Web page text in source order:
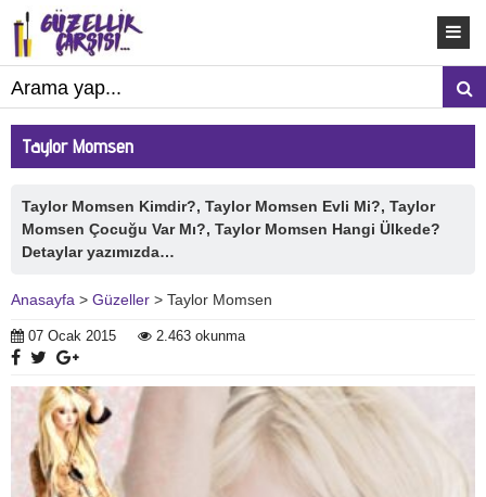
Taylor Momsen
Taylor Momsen Kimdir?, Taylor Momsen Evli Mi?, Taylor
Momsen Çocuğu Var Mı?, Taylor Momsen Hangi Ülkede?
Detaylar yazımızda…
Anasayfa > Güzeller > Taylor Momsen
07 Ocak 2015 2.463 okunma